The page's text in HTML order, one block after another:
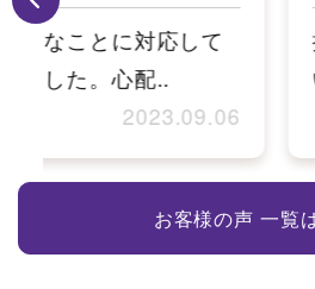
担当の方には色々なこ
いただき助かりました
お客様の声 一覧